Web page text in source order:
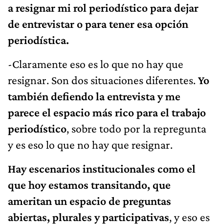
a resignar mi rol periodístico para dejar
de entrevistar o para tener esa opción
periodística.
-Claramente eso es lo que no hay que
resignar. Son dos situaciones diferentes.Yo
también defiendo la entrevista y me
parece el espacio más rico para el trabajo
periodístico, sobre todo por la repregunta
y es eso lo que no hay que resignar.
Hay escenarios institucionales como el
que hoy estamos transitando, que
ameritan un espacio de preguntas
abiertas, plurales y participativas, y eso es